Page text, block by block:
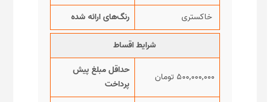
خاکستری
رنگ‌های ارائه شده
شرایط اقساط
۵۰۰,۰۰۰,۰۰۰ تومان
حداقل مبلغ پیش
پرداخت